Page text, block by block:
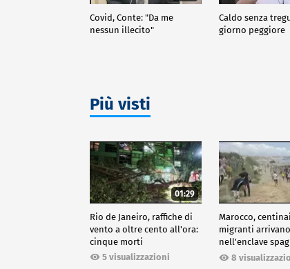
Covid, Conte: "Da me
nessun illecito"
Caldo senza
giorno peggiore
Più visti
01:29
Rio de Janeiro, raffiche di
vento a oltre cento all'ora:
cinque morti
5 visualizzazioni
Marocco,
migranti arrivano
nell'enclave
Ceuta
8